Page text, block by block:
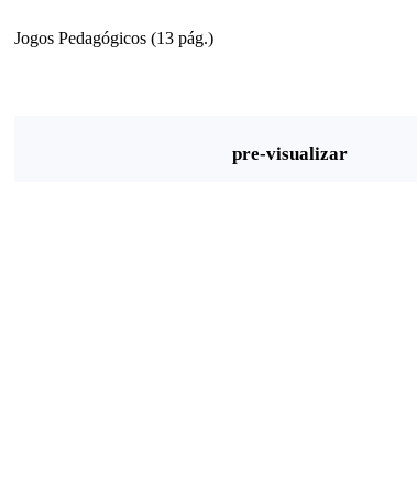
Jogos Pedagógicos (13 pág.)
pre-visualizar